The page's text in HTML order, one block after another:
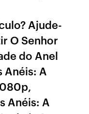
Ajude-
O Senhor
do Anel
Anéis: A
Anéis: A